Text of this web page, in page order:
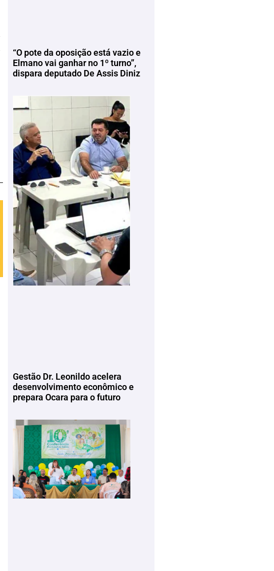
“O pote da oposição está vazio e
Elmano vai ganhar no 1º turno”,
dispara deputado De Assis Diniz
Gestão Dr. Leonildo acelera
desenvolvimento econômico e
prepara Ocara para o futuro